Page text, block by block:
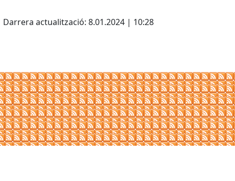
Darrera actualització: 8.01.2024 | 10:28